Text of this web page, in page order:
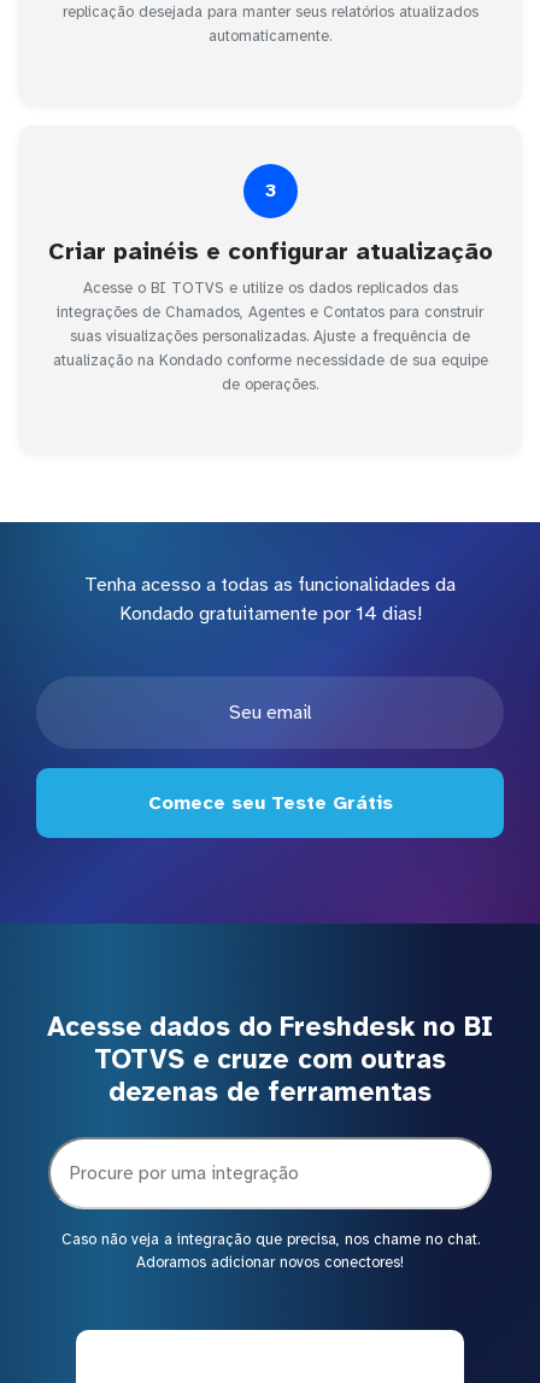
replicação desejada para manter seus relatórios atualizados
automaticamente.
3
Criar painéis e configurar atualização
Acesse o BI TOTVS e utilize os dados replicados das
integrações de Chamados, Agentes e Contatos para construir
suas visualizações personalizadas. Ajuste a frequência de
atualização na Kondado conforme necessidade de sua equipe
de operações.
Tenha acesso a todas as funcionalidades da
Kondado gratuitamente por 14 dias!
Comece seu Teste Grátis
Acesse dados do Freshdesk no BI
TOTVS e cruze com outras
dezenas de ferramentas
Caso não veja a integração que precisa, nos chame no chat.
Adoramos adicionar novos conectores!